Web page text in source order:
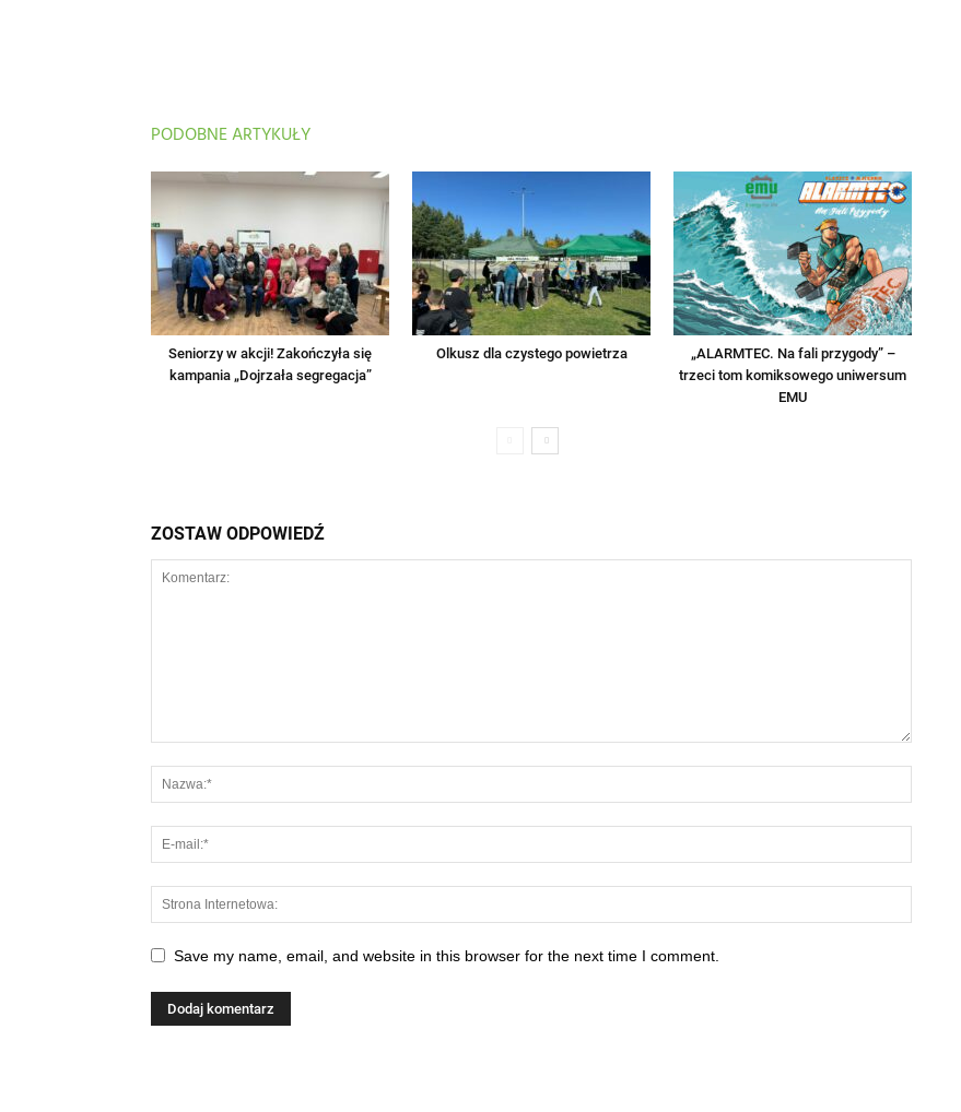
PODOBNE ARTYKUŁY
Seniorzy w akcji! Zakończyła się
kampania „Dojrzała segregacja”
Olkusz dla czystego powietrza
„ALARMTEC. Na fali przygody” –
trzeci tom komiksowego uniwersum
EMU
ZOSTAW ODPOWIEDŹ
Save my name, email, and website in this browser for the next time I comment.